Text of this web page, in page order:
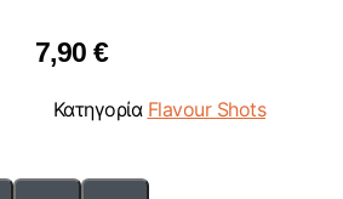
7,90 €
Κατηγορία Flavour Shots